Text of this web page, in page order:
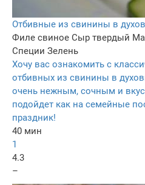
Отбивные из свинины в
Филе свиное Сыр твердый
Специи Зелень
Хочу вас ознакомить с
отбивных из свинины в
очень нежным, сочным и
подойдет как на семейные
праздник!
40 мин
1
4.3
–